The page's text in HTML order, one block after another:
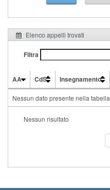
Elenco appelli trovati
Filtra
AA CdS Insegnamento
Nessun dato presente nella tabella
Nessun risultato